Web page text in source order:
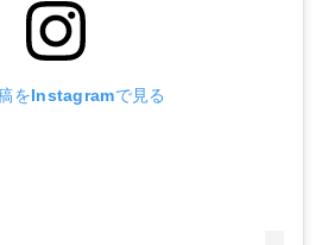
をInstagramで見る